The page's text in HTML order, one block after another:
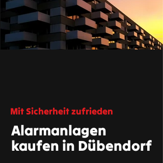
Mit Sicherheit zufrieden
Alarmanlagen
kaufen in Dübendorf